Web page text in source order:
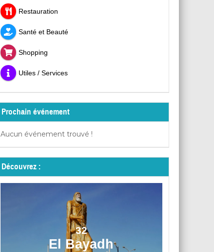
Restauration
Santé et Beauté
Shopping
Utiles / Services
Prochain événement
Aucun événement trouvé !
Découvrez :
32
El Bayadh